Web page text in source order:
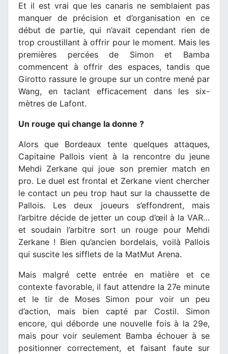
Et il est vrai que les canaris ne semblaient pas
manquer de précision et d’organisation en ce
début de partie, qui n’avait cependant rien de
trop croustillant à offrir pour le moment. Mais les
premières percées de Simon et Bamba
commencent à offrir des espaces, tandis que
Girotto rassure le groupe sur un contre mené par
Wang, en taclant efficacement dans les six-
mètres de Lafont.
Un rouge qui change la donne ?
Alors que Bordeaux tente quelques attaques,
Capitaine Pallois vient à la rencontre du jeune
Mehdi Zerkane qui joue son premier match en
pro. Le duel est frontal et Zerkane vient chercher
le contact un peu trop haut sur la chaussette de
Pallois. Les deux joueurs s’effondrent, mais
l’arbitre décide de jetter un coup d’œil à la VAR…
et soudain l’arbitre sort un rouge pour Mehdi
Zerkane ! Bien qu’ancien bordelais, voilà Pallois
qui suscite les sifflets de la MatMut Arena.
Mais malgré cette entrée en matière et ce
contexte favorable, il faut attendre la 27e minute
et le tir de Moses Simon pour voir un peu
d’action, mais bien capté par Costil. Simon
encore, qui déborde une nouvelle fois à la 29e,
mais pour voir seulement Bamba échouer à se
positionner correctement, et faisant faute sur